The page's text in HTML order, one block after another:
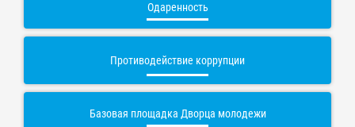
Одаренность
Противодействие коррупции
Базовая площадка Дворца молодежи